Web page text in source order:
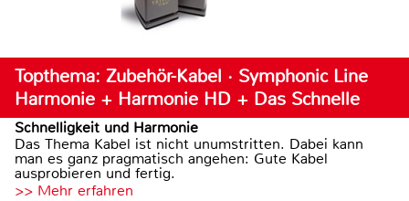
Topthema: Zubehör-Kabel · Symphonic Line
Harmonie + Harmonie HD + Das Schnelle
Schnelligkeit und Harmonie
Das Thema Kabel ist nicht unumstritten. Dabei kann
man es ganz pragmatisch angehen: Gute Kabel
ausprobieren und fertig.
>> Mehr erfahren